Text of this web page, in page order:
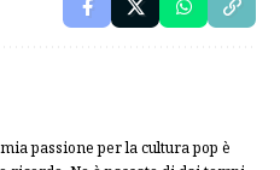
passione per la cultura pop è